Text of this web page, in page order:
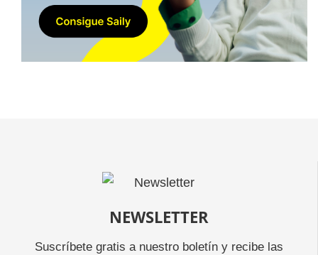
NEWSLETTER
Suscríbete gratis a nuestro boletín y recibe las